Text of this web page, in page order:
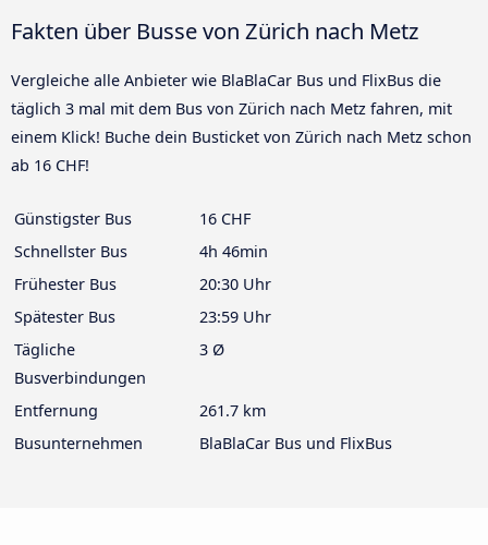
Fakten über Busse von Zürich nach Metz
Vergleiche alle Anbieter wie BlaBlaCar Bus und FlixBus die
täglich 3 mal mit dem Bus von Zürich nach Metz fahren, mit
einem Klick! Buche dein Busticket von Zürich nach Metz schon
ab 16 CHF!
Günstigster Bus
16 CHF
Schnellster Bus
4h 46min
Frühester Bus
20:30 Uhr
Spätester Bus
23:59 Uhr
Tägliche
Busverbindungen
3 Ø
Entfernung
261.7 km
Busunternehmen
BlaBlaCar Bus und FlixBus